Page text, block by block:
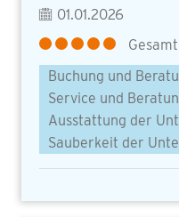
01.01.2026
Buchung und
Service und
Ausstattung der
Sauberkeit der